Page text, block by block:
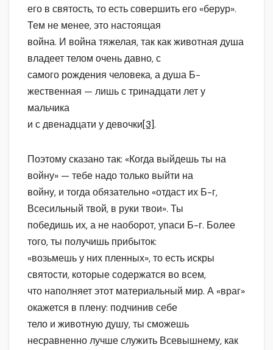
его в святость, то есть совершить его «берур».
Тем не менее, это настоящая
война. И война тяжелая, так как животная душа
владеет телом очень давно, с
самого рождения человека, а душа Б-
жественная — лишь с тринадцати лет у
мальчика
и с двенадцати у девочки[3].
Поэтому сказано так: «Когда выйдешь ты на
войну» — тебе надо только выйти на
войну, и тогда обязательно «отдаст их Б-г,
Всесильный твой, в руки твои». Ты
победишь их, а не наоборот, упаси Б-г. Более
того, ты получишь прибыток:
«возьмешь у них пленных», то есть искры
святости, которые содержатся во всем,
что наполняет этот материальный мир. А «враг»
окажется в плену: подчинив себе
тело и животную душу, ты сможешь
несравненно лучше служить Всевышнему, как